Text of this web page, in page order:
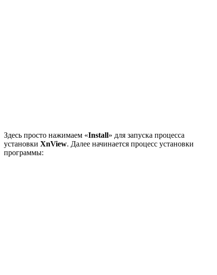
Здесь просто нажимаем «Install» для запуска процесса
установки XnView. Далее начинается процесс установки
программы: